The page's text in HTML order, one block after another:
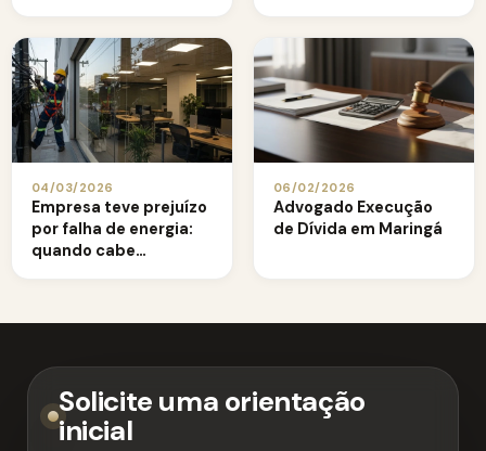
04/03/2026
Empresa teve prejuízo
por falha de energia:
quando cabe
06/02/2026
Advogado Execução
de Dívida em Maringá
Solicite uma orientação
inicial